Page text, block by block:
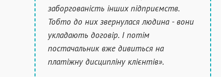
заборгованість інших підприємств.
Тобто до них звернулася людина - вони
укладають договір. І потім
постачальник вже дивиться на
платіжну дисципліну клієнтів».